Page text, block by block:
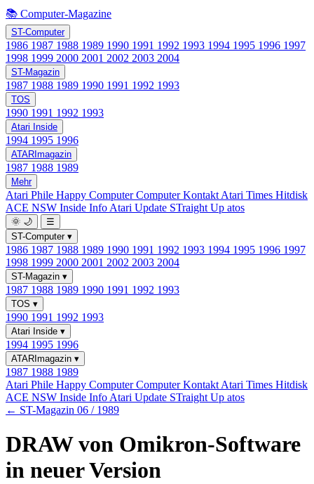
📚 Computer-Magazine
ST-Computer
1986 1987 1988 1989 1990 1991 1992 1993 1994 1995 1996 1997
1998 1999 2000 2001 2002 2003 2004
ST-Magazin
1987 1988 1989 1990 1991 1992 1993
TOS
1990 1991 1992 1993
Atari Inside
1994 1995 1996
ATARImagazin
1987 1988 1989
Mehr
Atari Phile Happy ComputerComputer Kontakt Atari Times Hitdisk
ACE NSW Inside Info Atari Update STraight Up atos
🌞 🌙
☰
ST-Computer ▾
1986 1987 1988 1989 1990 1991 1992 1993 1994 1995 1996 1997
1998 1999 2000 2001 2002 2003 2004
ST-Magazin ▾
1987 1988 1989 1990 1991 1992 1993
TOS ▾
1990 1991 1992 1993
Atari Inside ▾
1994 1995 1996
ATARImagazin ▾
1987 1988 1989
Atari Phile Happy ComputerComputer Kontakt Atari Times Hitdisk
ACE NSW Inside Info Atari Update STraight Up atos
← ST-Magazin 06 / 1989
DRAW von Omikron-Software
in neuer Version